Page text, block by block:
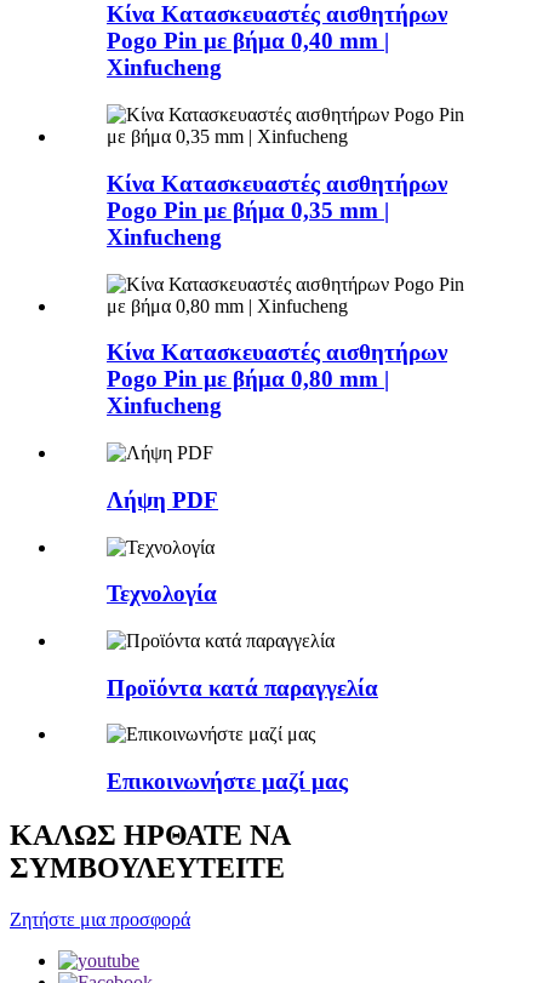
Κίνα Κατασκευαστές αισθητήρων
Pogo Pin με βήμα 0,40 mm |
Xinfucheng
Κίνα Κατασκευαστές αισθητήρων
Pogo Pin με βήμα 0,35 mm |
Xinfucheng
Κίνα Κατασκευαστές αισθητήρων
Pogo Pin με βήμα 0,80 mm |
Xinfucheng
Λήψη PDF
Τεχνολογία
Προϊόντα κατά παραγγελία
Επικοινωνήστε μαζί μας
ΚΑΛΩΣ ΗΡΘΑΤΕ ΝΑ
ΣΥΜΒΟΥΛΕΥΤΕΙΤΕ
Ζητήστε μια προσφορά